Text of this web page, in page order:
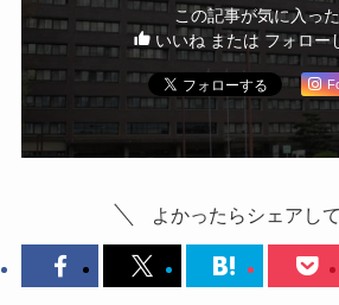
この記事が気に入っ
いいね または フォロー
よかったらシェアして